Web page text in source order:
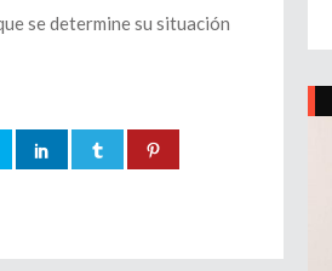
se determine su situación